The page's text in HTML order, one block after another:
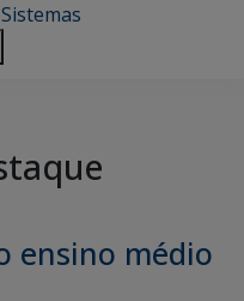
Sistemas
ensino médio